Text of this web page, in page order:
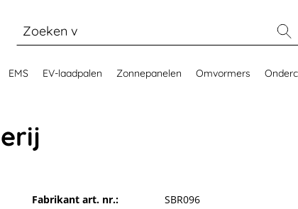
EMS EV-laadpalen Zonnepanelen Omvormers
Fabrikant art. nr.:
SBR096